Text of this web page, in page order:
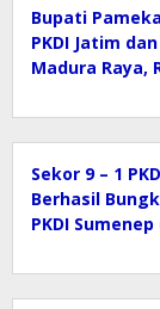
Bupati
PKDI Jatim
Madura Raya,
Sekor 9 – 1
Berhasil
PKDI